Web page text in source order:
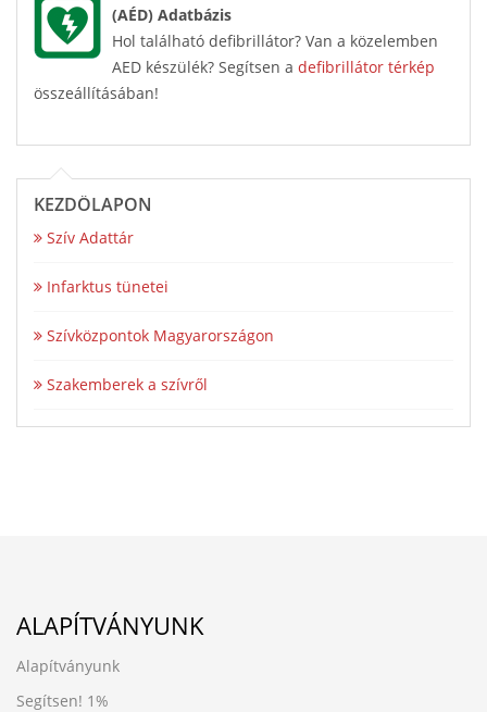
(AÉD) Adatbázis
Hol található defibrillátor? Van a közelemben
AED készülék? Segítsen a defibrillátor térkép
összeállításában!
KEZDŐLAPON
Szív Adattár
Infarktus tünetei
Szívközpontok Magyarországon
Szakemberek a szívről
ALAPÍTVÁNYUNK
Alapítványunk
Segítsen! 1%